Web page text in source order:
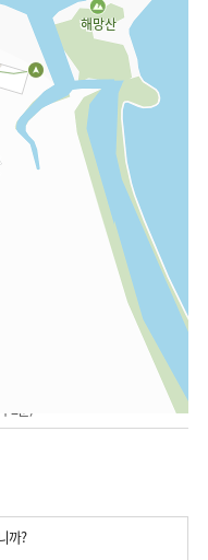
분)
까?